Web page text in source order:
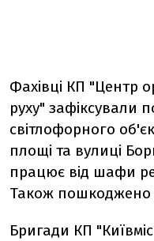
Фахівці КП "Центр
руху"
світлофорного
площі та вулиці
працює від шафи
Також пошкоджено
Бригади КП